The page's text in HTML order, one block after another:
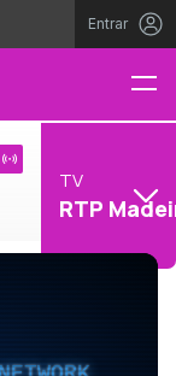
Entrar
TV
RTP